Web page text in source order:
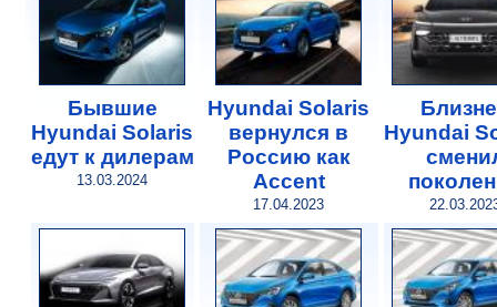
Бывшие
Hyundai Solaris
едут к дилерам
13.03.2024
Hyundai Solaris
вернулся в
Россию как
Accent
17.04.2023
Hyundai